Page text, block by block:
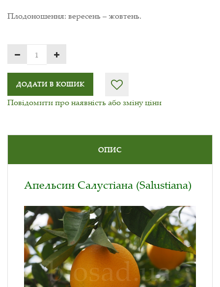
Плодоношення: вересень – жовтень.
ДОДАТИ В КОШИК
Повідомити про наявність або зміну ціни
ОПИС
Апельсин Салустіана (Salustiana)